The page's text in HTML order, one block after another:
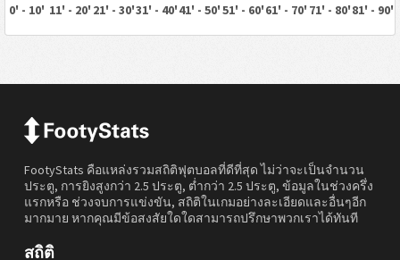
0' - 10' 11' - 20' 21' - 30'31' - 40'41' - 50'51' - 60'61' - 70' 71' - 80'81' - 90'
FootyStats คือแหล่งรวมสถิติฟุตบอลที่ดีที่สุด ไม่ว่าจะเป็นจำนวน
ประตู, การยิงสูงกว่า 2.5 ประตู, ต่ำกว่า 2.5 ประตู, ข้อมูลในช่วงครึ่ง
แรกหรือ ช่วงจบการแข่งขัน, สถิติในเกมอย่างละเอียดและอื่นๆอีก
มากมาย หากคุณมีข้อสงสัยใดใดสามารถปรึกษาพวกเราได้ทันที
สถิติ